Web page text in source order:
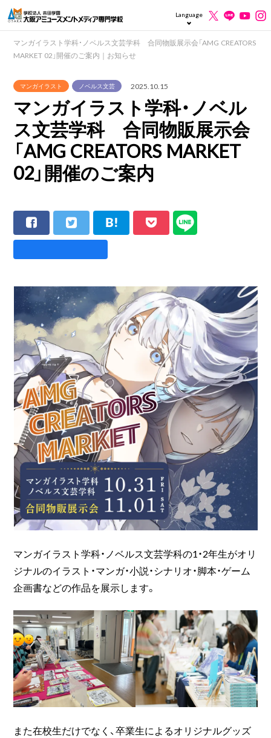
Language
マンガイラスト学科・ノベルス文芸学科 合同物販展示会「AMG CREATORS
MARKET 02」開催のご案内｜お知らせ
マンガイラスト ノベルス文芸 2025.10.15
マンガイラスト学科・ノベル
ス文芸学科 合同物販展示会
「AMG CREATORS MARKET
02」開催のご案内
マンガイラスト学科・ノベルス文芸学科の1・2年生がオリ
ジナルのイラスト・マンガ・小説・シナリオ・脚本・ゲーム
企画書などの作品を展示します。
また在校生だけでなく、卒業生によるオリジナルグッズ